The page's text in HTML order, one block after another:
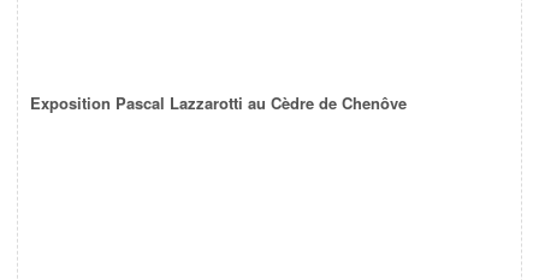
Exposition Pascal Lazzarotti au Cèdre de Chenôve